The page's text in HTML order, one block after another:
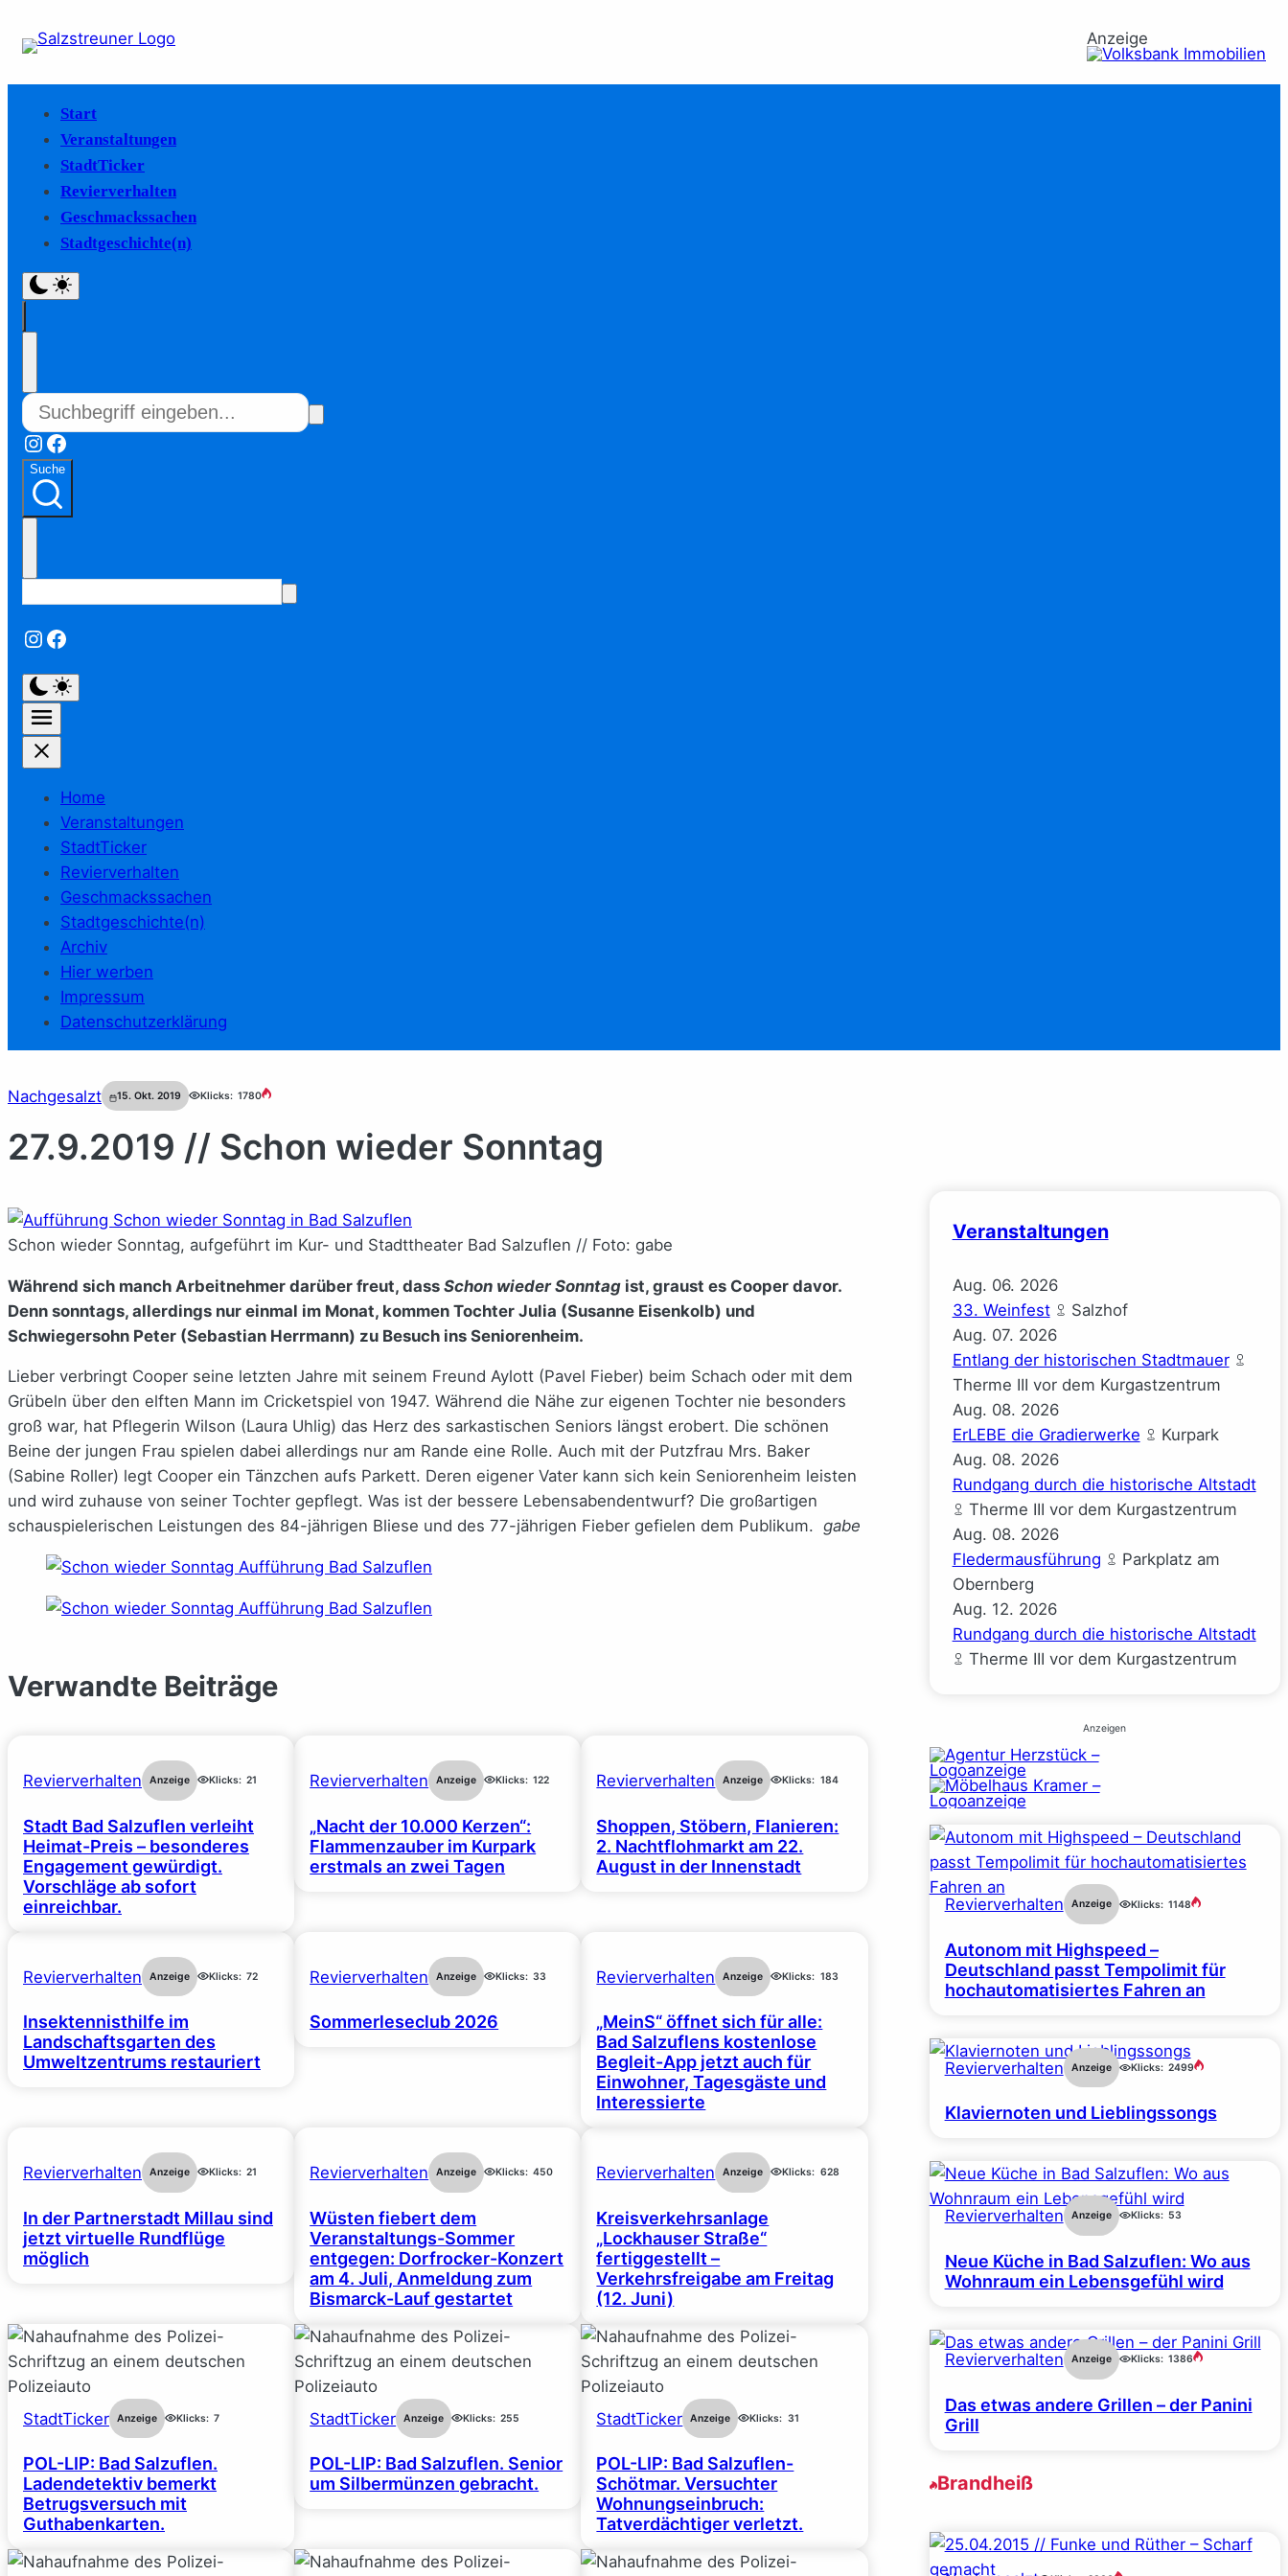
Anzeige
Start
Veranstaltungen
StadtTicker
Revierverhalten
Geschmackssachen
Stadtgeschichte(n)
Instagram
Facebook
Suche
Instagram
Facebook
Home
Veranstaltungen
StadtTicker
Revierverhalten
Geschmackssachen
Stadtgeschichte(n)
Archiv
Hier werben
Impressum
Datenschutzerklärung
Nachgesalzt 15. Okt. 2019 Klicks: 1780
27.9.2019 // Schon wieder Sonntag
Schon wieder Sonntag, aufgeführt im Kur- und Stadttheater Bad Salzuflen // Foto: gabe
Während sich manch Arbeitnehmer darüber freut, dass Schon wieder Sonntag ist, graust es Cooper davor.
Denn sonntags, allerdings nur einmal im Monat, kommen Tochter Julia (Susanne Eisenkolb) und
Schwiegersohn Peter (Sebastian Herrmann) zu Besuch ins Seniorenheim.
Lieber verbringt Cooper seine letzten Jahre mit seinem Freund Aylott (Pavel Fieber) beim Schach oder mit dem
Grübeln über den elften Mann im Cricketspiel von 1947. Während die Nähe zur eigenen Tochter nie besonders
groß war, hat Pflegerin Wilson (Laura Uhlig) das Herz des sarkastischen Seniors längst erobert. Die schönen
Beine der jungen Frau spielen dabei allerdings nur am Rande eine Rolle. Auch mit der Putzfrau Mrs. Baker
(Sabine Roller) legt Cooper ein Tänzchen aufs Parkett. Deren eigener Vater kann sich kein Seniorenheim leisten
und wird zuhause von seiner Tochter gepflegt. Was ist der bessere Lebensabendentwurf? Die großartigen
schauspielerischen Leistungen des 84-jährigen Bliese und des 77-jährigen Fieber gefielen dem Publikum. gabe
Verwandte Beiträge
Revierverhalten Anzeige Klicks: 21
Stadt Bad Salzuflen verleiht
Heimat-Preis – besonderes
Engagement gewürdigt.
Vorschläge ab sofort
einreichbar.
Revierverhalten Anzeige Klicks: 122
„Nacht der 10.000 Kerzen“:
Flammenzauber im Kurpark
erstmals an zwei Tagen
Revierverhalten Anzeige Klicks: 184
Shoppen, Stöbern, Flanieren:
2. Nachtflohmarkt am 22.
August in der Innenstadt
Revierverhalten Anzeige Klicks: 72
Insektennisthilfe im
Landschaftsgarten des
Umweltzentrums restauriert
Revierverhalten Anzeige Klicks: 33
Sommerleseclub 2026
Revierverhalten Anzeige Klicks: 183
„MeinS“ öffnet sich für alle:
Bad Salzuflens kostenlose
Begleit-App jetzt auch für
Einwohner, Tagesgäste und
Interessierte
Revierverhalten Anzeige Klicks: 21
In der Partnerstadt Millau sind
jetzt virtuelle Rundflüge
möglich
Revierverhalten Anzeige Klicks: 450
Wüsten fiebert dem
Veranstaltungs-Sommer
entgegen: Dorfrocker-Konzert
am 4. Juli, Anmeldung zum
Bismarck-Lauf gestartet
Revierverhalten Anzeige Klicks: 628
Kreisverkehrsanlage
„Lockhauser Straße“
fertiggestellt –
Verkehrsfreigabe am Freitag
(12. Juni)
StadtTicker Anzeige Klicks: 7
POL-LIP: Bad Salzuflen.
Ladendetektiv bemerkt
Betrugsversuch mit
Guthabenkarten.
StadtTicker Anzeige Klicks: 255
POL-LIP: Bad Salzuflen. Senior
um Silbermünzen gebracht.
StadtTicker Anzeige Klicks: 31
POL-LIP: Bad Salzuflen-
Schötmar. Versuchter
Wohnungseinbruch:
Tatverdächtiger verletzt.
Veranstaltungen
Aug. 06. 2026
33. Weinfest
Salzhof
Aug. 07. 2026
Entlang der historischen Stadtmauer
Therme III vor dem Kurgastzentrum
Aug. 08. 2026
ErLEBE die Gradierwerke
Kurpark
Aug. 08. 2026
Rundgang durch die historische Altstadt
Therme III vor dem Kurgastzentrum
Aug. 08. 2026
Fledermausführung
Parkplatz am
Obernberg
Aug. 12. 2026
Rundgang durch die historische Altstadt
Therme III vor dem Kurgastzentrum
Anzeigen
Revierverhalten Anzeige Klicks: 1148
Autonom mit Highspeed –
Deutschland passt Tempolimit für
hochautomatisiertes Fahren an
Revierverhalten Anzeige Klicks: 2499
Klaviernoten und Lieblingssongs
Revierverhalten Anzeige Klicks: 53
Neue Küche in Bad Salzuflen: Wo aus
Wohnraum ein Lebensgefühl wird
Revierverhalten Anzeige Klicks: 1386
Das etwas andere Grillen – der Panini
Grill
Brandheiß